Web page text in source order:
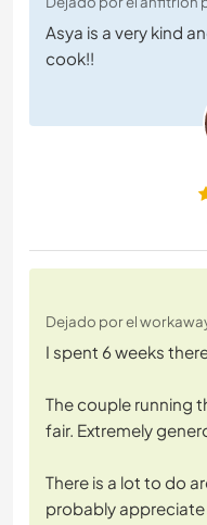
Asya is a very kind
cook!!
Dejado por el
I spent 6 weeks
The couple running
fair. Extremely
There is a lot to do
probably